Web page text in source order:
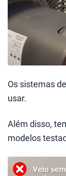
Os sistemas
usar.
Além disso,
modelos